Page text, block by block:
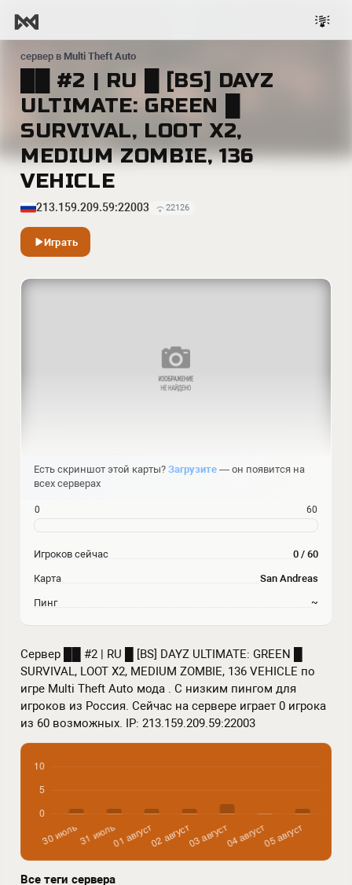
сервер в Multi Theft Auto
██ #2 | RU █ [BS] DAYZ
ULTIMATE: GREEN █
SURVIVAL, LOOT X2,
MEDIUM ZOMBIE, 136
VEHICLE
213.159.209.59:22003 22126
Играть
Сервер ██ #2 | RU █ [BS] DAYZ ULTIMATE: GREEN █
SURVIVAL, LOOT X2, MEDIUM ZOMBIE, 136 VEHICLE по
игре Multi Theft Auto мода . С низким пингом для
игроков из Россия. Сейчас на сервере играет 0 игрока
из 60 возможных. IP: 213.159.209.59:22003
Все теги сервера
Есть скриншот этой карты? Загрузите — он появится на
всех серверах
0 60
Игроков сейчас 0 / 60
Карта San Andreas
Пинг ~